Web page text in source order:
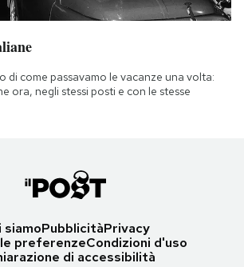
di come passavamo le vacanze una volta:
ora, negli stessi posti e con le stesse
siamoPubblicitàPrivacy
preferenzeCondizioni d'uso
di accessibilità